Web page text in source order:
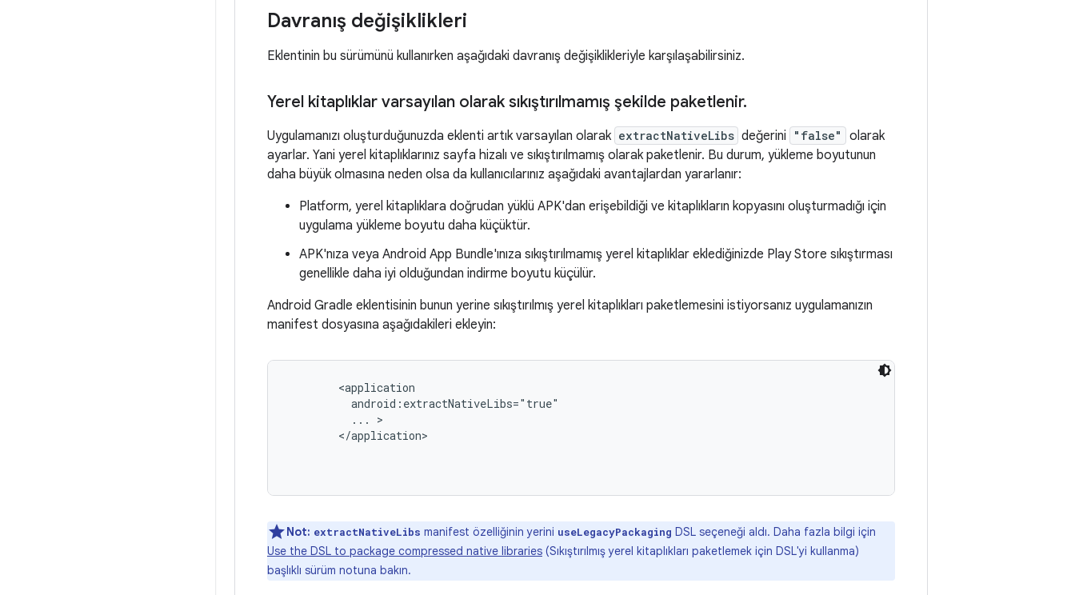
Davranış değişiklikleri
Eklentinin bu sürümünü kullanırken aşağıdaki davranış değişiklikleriyle karşılaşabilirsiniz.
Yerel kitaplıklar varsayılan olarak sıkıştırılmamış şekilde paketlenir.
Uygulamanızı oluşturduğunuzda eklenti artık varsayılan olarak extractNativeLibs değerini "false"
olarak
ayarlar. Yani yerel kitaplıklarınız sayfa hizalı ve sıkıştırılmamış olarak paketlenir. Bu durum, yükleme boyutunun
daha büyük olmasına neden olsa da kullanıcılarınız aşağıdaki avantajlardan yararlanır:
Platform, yerel kitaplıklara doğrudan yüklü APK'dan erişebildiği ve kitaplıkların kopyasını oluşturmadığı için
uygulama yükleme boyutu daha küçüktür.
APK'nıza veya Android App Bundle'ınıza sıkıştırılmamış yerel kitaplıklar eklediğinizde Play Store sıkıştırması
genellikle daha iyi olduğundan indirme boyutu küçülür.
Android Gradle eklentisinin bunun yerine sıkıştırılmış yerel kitaplıkları paketlemesini istiyorsanız uygulamanızın
manifest dosyasına aşağıdakileri ekleyin:
<application
          android:extractNativeLibs="true"
          ... >
        </application>
Not: extractNativeLibs manifest özelliğinin yerini useLegacyPackaging DSL seçeneği aldı. Daha fazla bilgi için
Use the DSL to package compressed native libraries (Sıkıştırılmış yerel kitaplıkları paketlemek için DSL'yi kullanma)
başlıklı sürüm notuna bakın.